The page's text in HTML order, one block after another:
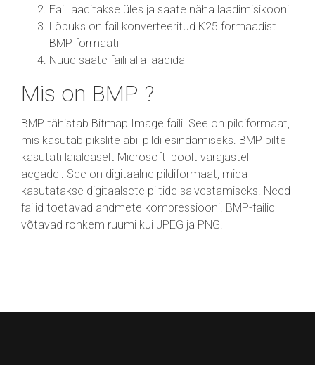
Fail laaditakse üles ja saate näha laadimisikooni
Lõpuks on fail konverteeritud K25 formaadist
BMP formaati
Nüüd saate faili alla laadida
Mis on BMP ?
BMP tähistab Bitmap Image faili. See on pildiformaat,
mis kasutab pikslite abil pildi esindamiseks. BMP pilte
kasutati laialdaselt Microsofti poolt varajastel
aegadel. See on digitaalne pildiformaat, mida
kasutatakse digitaalsete piltide salvestamiseks. Need
failid toetavad andmete kompressiooni. BMP-failid
võtavad rohkem ruumi kui JPEG ja PNG.